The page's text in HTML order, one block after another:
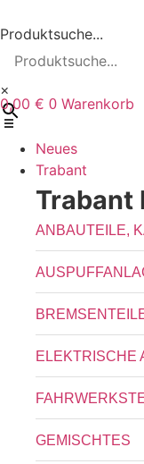
Inhalt
wechseln
Produktsuche...
×
0,00 € 0 Warenkorb
Neues
Trabant
Trabant
ANBAUTEILE,
ELEKTRISCHE
GEMISCHTES